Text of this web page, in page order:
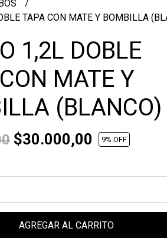
TAPA CON MATE Y BOMBILLA
1,2L DOBLE
MATE Y
(BLANCO)
$30.000,00 9% OFF
AGREGAR AL CARRITO